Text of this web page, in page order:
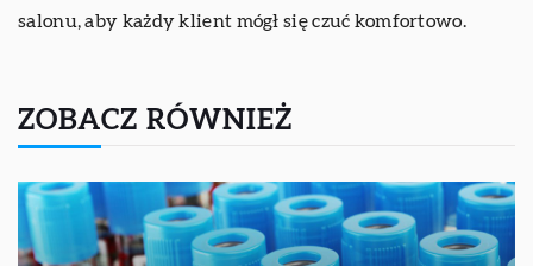
salonu, aby każdy klient mógł się czuć komfortowo.
ZOBACZ RÓWNIEŻ